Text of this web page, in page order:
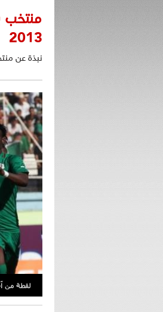
2013
نبذة عن
لقطة من